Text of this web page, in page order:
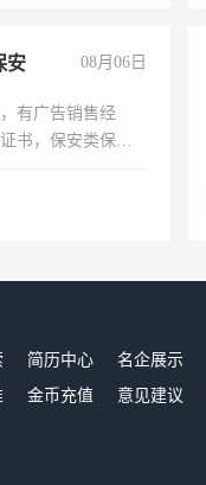
安 08月06日
有广告销售经
书，保安类保安
年工作经验
简历中心 名企展示
金币充值 意见建议